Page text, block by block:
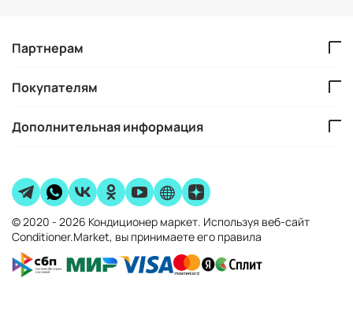
Партнерам
Покупателям
Дополнительная информация
© 2020 - 2026 Кондиционер маркет. Используя веб-сайт
Conditioner.Market, вы принимаете его правила